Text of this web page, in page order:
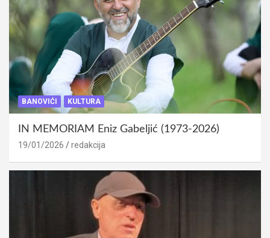
BANOVIĆI KULTURA
IN MEMORIAM Eniz Gabeljić (1973-2026)
19/01/2026 redakcija